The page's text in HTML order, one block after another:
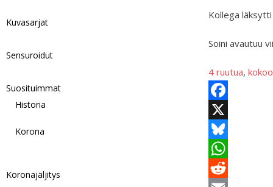
Kollega
Soini avautuu
4 ruutua,
F
a
c
e
X
B
lW
Kuvasarjat
Sensuroidut
Suosituimmat
Historia
Korona
Koronajäljitys